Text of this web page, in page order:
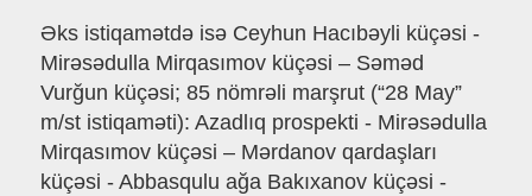
Əks istiqamətdə isə Ceyhun Hacıbəyli küçəsi -
Mirəsədulla Mirqasımov küçəsi – Səməd
Vurğun küçəsi; 85 nömrəli marşrut (“28 May”
m/st istiqaməti): Azadlıq prospekti - Mirəsədulla
Mirqasımov küçəsi – Mərdanov qardaşları
küçəsi - Abbasqulu ağa Bakıxanov küçəsi -